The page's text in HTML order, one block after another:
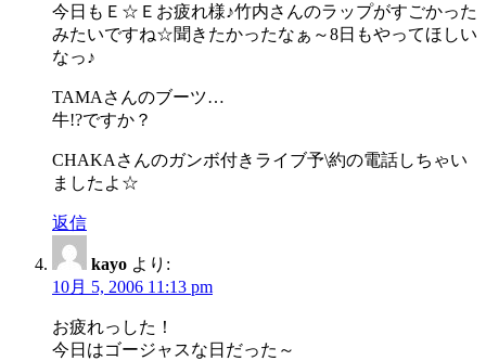
今日もＥ☆Ｅお疲れ様♪竹内さんのラップがすごかった
みたいですね☆聞きたかったなぁ～8日もやってほしい
なっ♪
TAMAさんのブーツ…
牛!?ですか？
CHAKAさんのガンボ付きライブ予\約の電話しちゃい
ましたよ☆
返信
kayo より:
10月 5, 2006 11:13 pm
お疲れっした！
今日はゴージャスな日だった～